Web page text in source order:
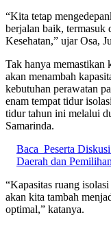
“Kita tetap
berjalan baik, termasuk
Kesehatan,” ujar Osa,
Tak hanya memastikan
akan menambah
kebutuhan perawatan
enam tempat tidur
tidur tahun ini melalui
Samarinda.
Baca Peserta
Daerah dan
“Kapasitas ruang
akan kita tambah
optimal,” katanya.